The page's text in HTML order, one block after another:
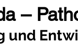
–
und